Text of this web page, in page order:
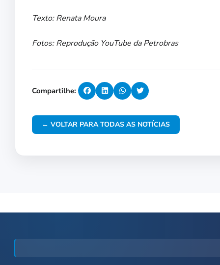
Texto: Renata Moura
Fotos: Reprodução YouTube da Petrobras
Compartilhe:
← VOLTAR PARA TODAS AS NOTÍCIAS